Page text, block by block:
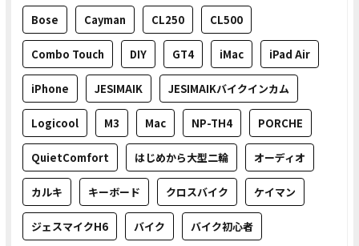
Bose Cayman CL250 CL500
Combo Touch DIY GT4 iMac iPad Air
iPhone JESIMAIK JESIMAIKバイクインカム
Logicool M3 Mac NP-TH4 PORCHE
QuietComfort はじめから大型二輪 オーディオ
カルキ キーボード クロスバイク ケイマン
ジェスマイクH6 バイク バイク初心者